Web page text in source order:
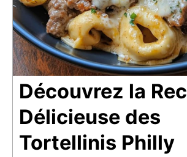
Découvrez la
Délicieuse des
Tortellinis Philly